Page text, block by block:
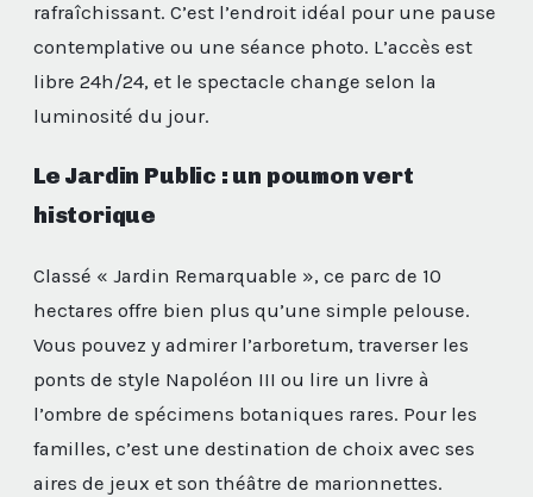
rafraîchissant. C’est l’endroit idéal pour une pause
contemplative ou une séance photo. L’accès est
libre 24h/24, et le spectacle change selon la
luminosité du jour.
Le Jardin Public : un poumon vert
historique
Classé « Jardin Remarquable », ce parc de 10
hectares offre bien plus qu’une simple pelouse.
Vous pouvez y admirer l’arboretum, traverser les
ponts de style Napoléon III ou lire un livre à
l’ombre de spécimens botaniques rares. Pour les
familles, c’est une destination de choix avec ses
aires de jeux et son théâtre de marionnettes.